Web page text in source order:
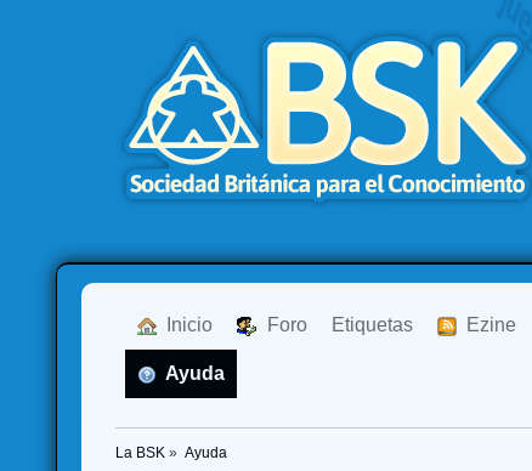
Inicio Foro Etiquetas Ezine
Ayuda
La BSK » Ayuda